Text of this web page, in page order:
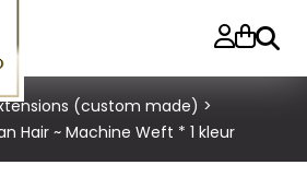
(custom made) >
Hair ~ Machine Weft * 1 kleur